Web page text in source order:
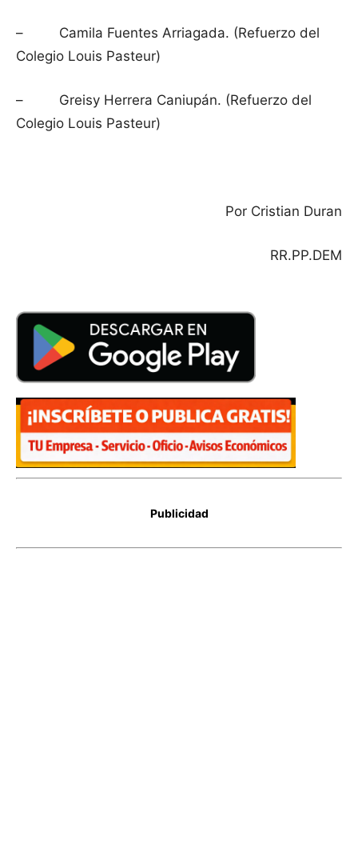
– Camila Fuentes Arriagada. (Refuerzo del
Colegio Louis Pasteur)
– Greisy Herrera Caniupán. (Refuerzo del
Colegio Louis Pasteur)
Por Cristian Duran
RR.PP.DEM
Publicidad